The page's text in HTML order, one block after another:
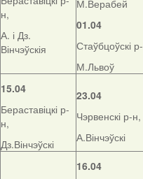
н,
А. і Дз.
Вінчэўскія
М.Верабей
01.04
Стаўбцоўскі
М.Львоў
15.04
Бераставіцкі р-
н,
Дз.Вінчэўскі
23.04
Чэрвенскі р-н,
А.Вінчэўскі
16.04